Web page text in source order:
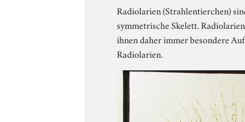
Radiolarien (Strahlentierchen)
symmetrische Skelett.
ihnen daher immer besondere
Radiolarien.